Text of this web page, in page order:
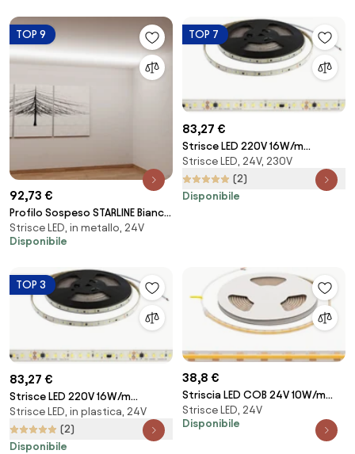
TOP 9
92,73 €
Profilo Sospeso STARLINE Bianca
25m per strisce LED con Banda
e fissaggio Variante Lunghezza
Strisce LED, in metallo, 24V
Disponibile
TOP 7
83,27 €
Strisce LED 220V 16W/m
120lm/W chip Lumileds
Dimmerabile tagl. 10cm – 10m
Colore Bianco Freddo 6.000K
Strisce LED, 24V, 230V
(2)
Disponibile
TOP 3
83,27 €
Strisce LED 220V 16W/m
120lm/W chip Lumileds
Dimmerabile tagl. 10cm – 10m
Colore Bianco Caldo 2.700K
Strisce LED, in plastica, 24V
(2)
Disponibile
38,8 €
Striscia LED COB 24V 10W/m
CRI>90 Professionale IP67 - 5
metri
Strisce LED, 24V
Disponibile